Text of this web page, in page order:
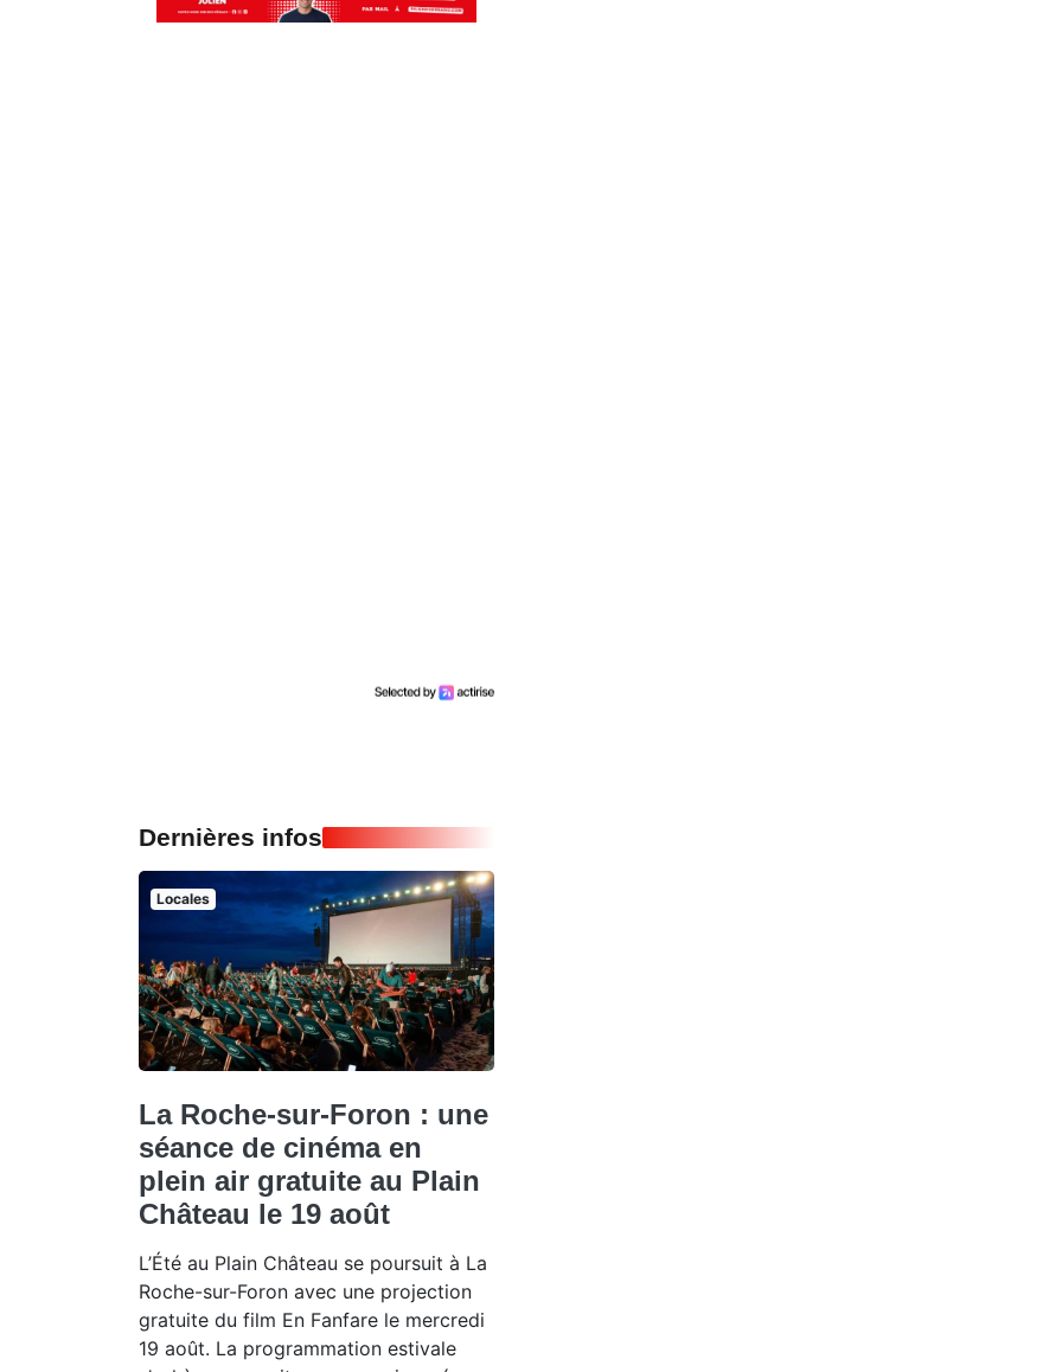
Dernières infos
Locales
La Roche-sur-Foron : une
séance de cinéma en
plein air gratuite au Plain
Château le 19 août
L’Été au Plain Château se poursuit à La
Roche-sur-Foron avec une projection
gratuite du film En Fanfare le mercredi
19 août. La programmation estivale